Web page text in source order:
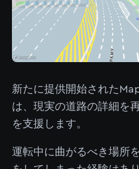
新たに提供開始された
は、現実の道路の詳細を
を支援します。
運転中に曲がるべき場所